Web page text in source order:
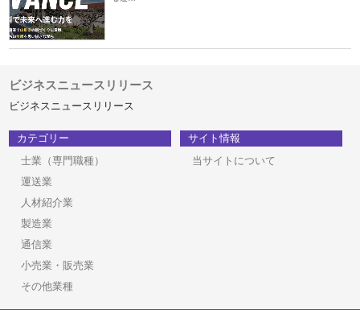
ビジネスニュースリリース
ビジネスニュースリリース
カテゴリー
士業（専門職種）
運送業
人材紹介業
製造業
通信業
小売業・販売業
その他業種
サイト情報
当サイトについて